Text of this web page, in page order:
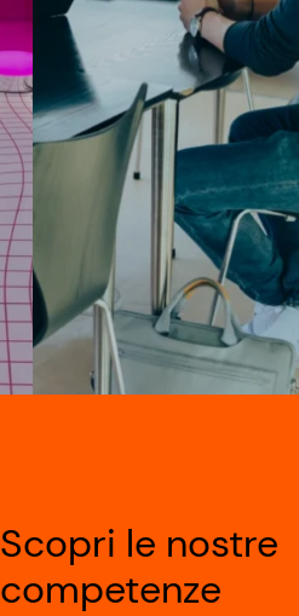
Scopri le nostre
competenze